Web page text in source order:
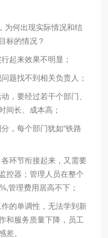
为何出现实际情况和结
标的情况？
起来效果不明显；
题找不到相关负责人；
，要经过若干个部门、
间长、成本高；
，每个部门犹如“铁路
环节衔接起来，又需要
控器；管理人员在整个
管理费用居高不下；
的单调性，无法学到新
和服务质量下降，员工
差。